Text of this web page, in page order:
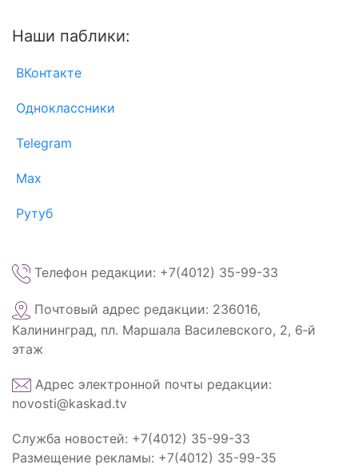
Наши паблики:
ВКонтакте
Одноклассники
Telegram
Max
Рутуб
Телефон редакции: +7(4012) 35-99-33
Почтовый адрес редакции: 236016,
Калининград, пл. Маршала Василевского, 2, 6‑й
этаж
Адрес электронной почты редакции:
novosti@kaskad.tv
Служба новостей: +7(4012) 35-99-33
Размещение рекламы: +7(4012) 35-99-35